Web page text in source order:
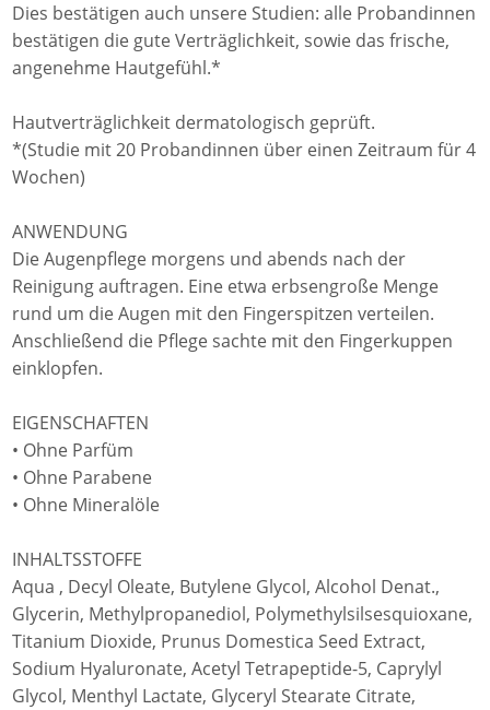
Dies bestätigen auch unsere Studien: alle Probandinnen
bestätigen die gute Verträglichkeit, sowie das frische,
angenehme Hautgefühl.*
Hautverträglichkeit dermatologisch geprüft.
*(Studie mit 20 Probandinnen über einen Zeitraum für 4
Wochen)
ANWENDUNG
Die Augenpflege morgens und abends nach der
Reinigung auftragen. Eine etwa erbsengroße Menge
rund um die Augen mit den Fingerspitzen verteilen.
Anschließend die Pflege sachte mit den Fingerkuppen
einklopfen.
EIGENSCHAFTEN
• Ohne Parfüm
• Ohne Parabene
• Ohne Mineralöle
INHALTSSTOFFE
Aqua , Decyl Oleate, Butylene Glycol, Alcohol Denat.,
Glycerin, Methylpropanediol, Polymethylsilsesquioxane,
Titanium Dioxide, Prunus Domestica Seed Extract,
Sodium Hyaluronate, Acetyl Tetrapeptide-5, Caprylyl
Glycol, Menthyl Lactate, Glyceryl Stearate Citrate,